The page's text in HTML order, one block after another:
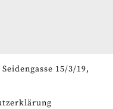
Seidengasse 15/3/19,